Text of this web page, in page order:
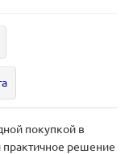
покупкой в
практичное решение